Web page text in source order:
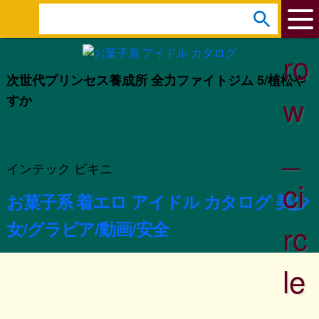
次世代プリンセス養成所 全力ファイトジム 5/植松や
すか
インテック ビキニ
お菓子系 着エロ アイドル カタログ 美少
女/グラビア/動画/安全
e
r
ar
ro
w
ci
rc
le